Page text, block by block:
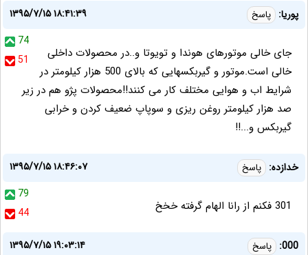
پوریا: پاسخ
۱۳۹۵/۷/۱۵ ۱۸:۴۱:۳۹
74
51
جای خالی موتورهای هوندا و تویوتا و..در محصولات داخلی
خالی است.موتور و گیربکسهایی که بالای 500 هزار کیلومتر در
شرایط اب و هوایی مختلف کار می کنند!!محصولات پژو هم در زیر
صد هزار کیلومتر روغن ریزی و سوپاپ ضعیف کردن و خرابی
گیربکس و...!!
خدازده: پاسخ
۱۳۹۵/۷/۱۵ ۱۸:۴۶:۰۷
79
44
301 فکنم از رانا الهام گرفته خخخ
000: پاسخ
۱۳۹۵/۷/۱۵ ۱۹:۰۳:۱۴